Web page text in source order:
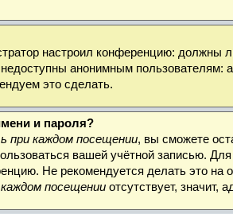
настроил конференцию:
анонимным
это сделать.
и пароля?
при каждом посещении, вы сможете
вашей учётной записью.
Не рекомендуется делать это
посещении отсутствует, значит,